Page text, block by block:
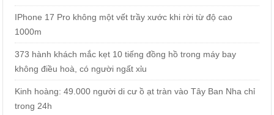
IPhone 17 Pro không một vết trầy xước khi rời từ độ cao
1000m
373 hành khách mắc kẹt 10 tiếng đồng hồ trong máy bay
không điều hoà, có người ngất xỉu
Kinh hoàng: 49.000 người di cư ồ ạt tràn vào Tây Ban Nha chỉ
trong 24h